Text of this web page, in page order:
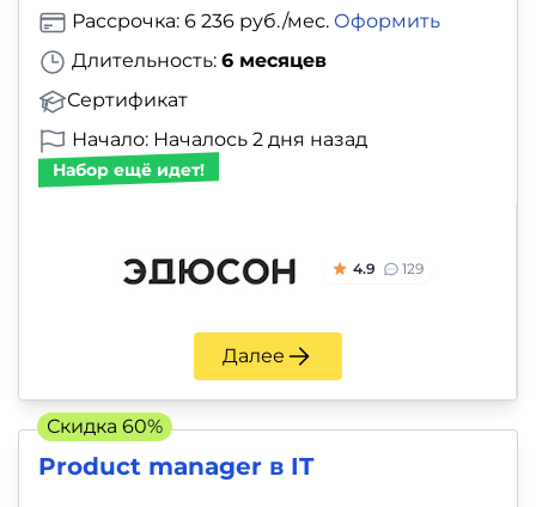
Длительность: 6 месяцев
Сертификат
Рассрочка: 6 236 руб./мес. Оформить
Начало: Началось 2 дня назад
Набор ещё идет!
4.9 129
Далее
Product manager в IT
Скидка 60%